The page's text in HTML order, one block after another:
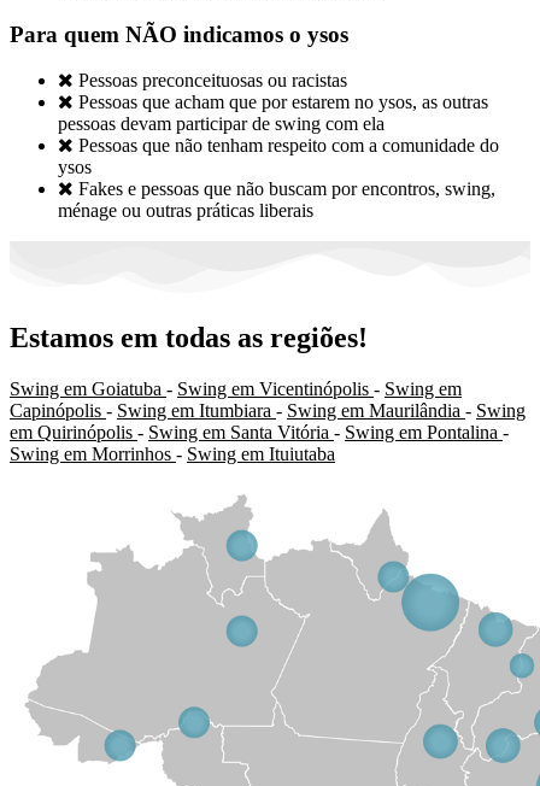
Para quem NÃO indicamos o ysos
 Pessoas preconceituosas ou racistas
 Pessoas que acham que por estarem no ysos, as outras
pessoas devam participar de swing com ela
 Pessoas que não tenham respeito com a comunidade do
ysos
 Fakes e pessoas que não buscam por encontros, swing,
ménage ou outras práticas liberais
Estamos em todas as regiões!
Swing em Goiatuba - Swing em Vicentinópolis - Swing em
Capinópolis - Swing em Itumbiara - Swing em Maurilândia - Swing
em Quirinópolis - Swing em Santa Vitória - Swing em Pontalina -
Swing em Morrinhos - Swing em Ituiutaba